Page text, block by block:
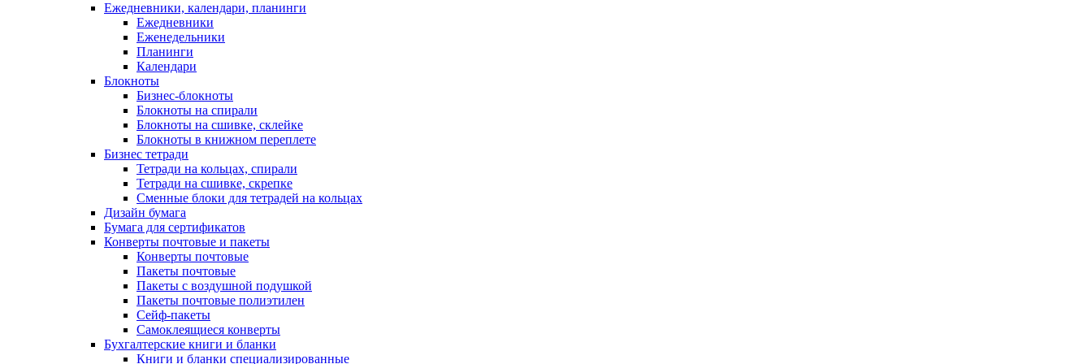
Ежедневники, календари, планинги
Ежедневники
Еженедельники
Планинги
Календари
Блокноты
Бизнес-блокноты
Блокноты на спирали
Блокноты на сшивке, склейке
Блокноты в книжном переплете
Бизнес тетради
Тетради на кольцах, спирали
Тетради на сшивке, скрепке
Сменные блоки для тетрадей на кольцах
Дизайн бумага
Бумага для сертификатов
Конверты почтовые и пакеты
Конверты почтовые
Пакеты почтовые
Пакеты с воздушной подушкой
Пакеты почтовые полиэтилен
Сейф-пакеты
Самоклеящиеся конверты
Бухгалтерские книги и бланки
Книги и бланки специализированные